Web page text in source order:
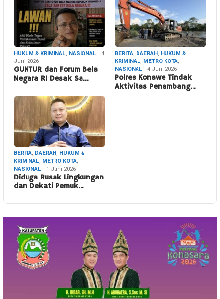
HUKUM & KRIMINAL, NASIONAL
4
Juni 2026
GUNTUR dan Forum Bela
Negara RI Desak Sa…
BERITA, DAERAH, HUKUM &
KRIMINAL, METRO KOTA,
NASIONAL
4 Juni 2026
Polres Konawe Tindak
Aktivitas Penambang…
BERITA, DAERAH, HUKUM &
KRIMINAL, METRO KOTA,
NASIONAL
1 Juni 2026
Diduga Rusak Lingkungan
dan Dekati Pemuk…